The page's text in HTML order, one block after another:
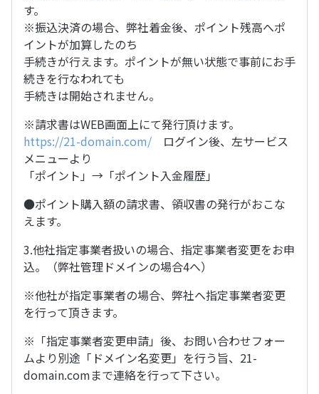
す。
※振込決済の場合、弊社着金後、ポイント残高へポ
イントが加算したのち
手続きが行えます。ポイントが無い状態で事前にお手
続きを行なわれても
手続きは開始されません。
※請求書はWEB画面上にて発行頂けます。
https://21-domain.com/ ログイン後、左サービス
メニューより
「ポイント」→「ポイント入金履歴」
●ポイント購入額の請求書、領収書の発行がおこな
えます。
3.他社指定事業者扱いの場合、指定事業者変更をお申
込。（弊社管理ドメインの場合4へ）
※他社が指定事業者の場合、弊社へ指定事業者変更
を行って頂きます。
※「指定事業者変更申請」後、お問い合わせフォー
ムより別途「ドメイン名変更」を行う旨、21-
domain.comまで連絡を行って下さい。